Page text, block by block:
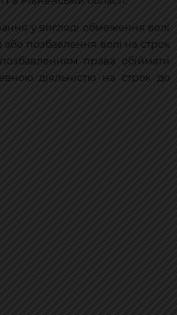
у вигляді обмеження волі
або позбавлення волі на строк
права обіймати
діяльністю на строк до